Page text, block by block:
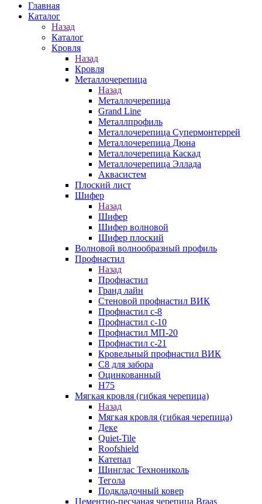
Главная
Каталог
Назад
Каталог
Кровля
Назад
Кровля
Металлочерепица
Назад
Металлочерепица
Grand Line
Металлпрофиль
Металлочерепица Супермонтеррей
Металлочерепица Дюна
Металлочерепица Каскад
Металлочерепица Эллада
Аквасистем
Плоский лист
Шифер
Назад
Шифер
Шифер волновой
Шифер плоский
Волновой волнообразный профиль
Профнастил
Назад
Профнастил
Гранд лайн
Стеновой профнастил ВИК
Профнастил с-8
Профнастил с-10
Профнастил МП-20
Профнастил с-21
Кровельный профнастил ВИК
С8 для забора
Оцинкованный
Н75
Мягкая кровля (гибкая черепица)
Назад
Мягкая кровля (гибкая черепица)
Деке
Quiet-Tile
Roofshield
Катепал
Шинглас Технониколь
Тегола
Подкладочный ковер
Цементно-песчаная черепица Braas